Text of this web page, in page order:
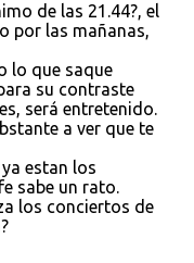
de las 21.44?, el
por las mañanas,
lo que saque
su contraste
será entretenido.
a ver que te
estan los
sabe un rato.
los conciertos de